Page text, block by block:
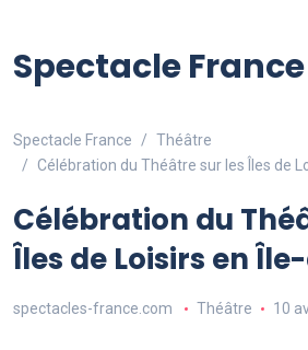
Spectacle France
Spectacle France
Théâtre
Célébration du Théâtre sur les Îles de
Célébration du
Îles de Loisirs en
spectacles-france.com Théâtre 10